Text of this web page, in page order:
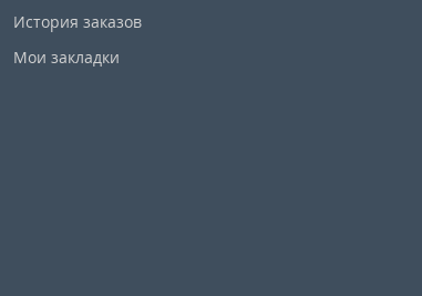
История заказов
Мои закладки